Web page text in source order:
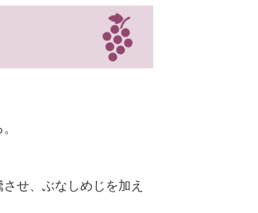
せ、ぶなしめじを加え